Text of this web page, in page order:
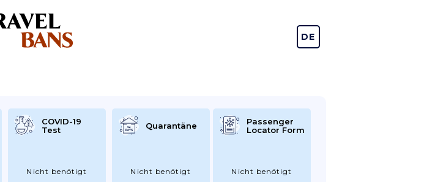
DE
COVID-19
Test
Nicht benötigt
Quarantäne
Nicht benötigt
Passenger
Locator Form
Nicht benötigt